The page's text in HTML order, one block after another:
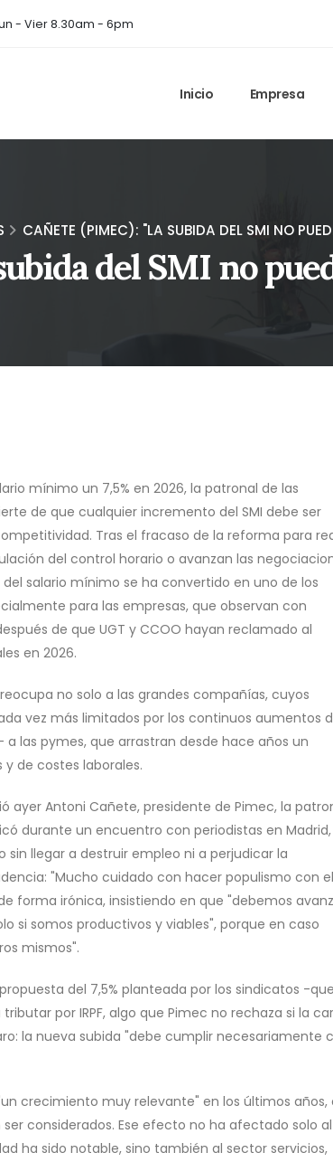
- Vier 8.30am - 6pm
Inicio Empresa
CAÑETE (PIMEC): "LA SUBIDA DEL SMI NO
del SMI no
mínimo un 7,5% en 2026, la patronal de las
de que cualquier incremento del SMI debe ser
Tras el fracaso de la reforma para
del control horario o avanzan las
salario mínimo se ha convertido en uno de los
para las empresas, que observan con
de que UGT y CCOO hayan reclamado al
en 2026.
no solo a las grandes compañías, cuyos
vez más limitados por los continuos aumentos
las pymes, que arrastran desde hace años un
de costes laborales.
ayer Antoni Cañete, presidente de Pimec, la
durante un encuentro con periodistas en Madrid,
llegar a destruir empleo ni a perjudicar la
"Mucho cuidado con hacer populismo con el
de forma irónica, insistiendo en que "debemos
si somos productivos y viables", porque en caso
mismos".
del 7,5% planteada por los sindicatos -que
por IRPF, algo que Pimec no rechaza si la
la nueva subida "debe cumplir necesariamente
crecimiento muy relevante" en los últimos años,
considerados. Ese efecto no ha afectado solo al
ha sido notable, sino también al sector servicios,